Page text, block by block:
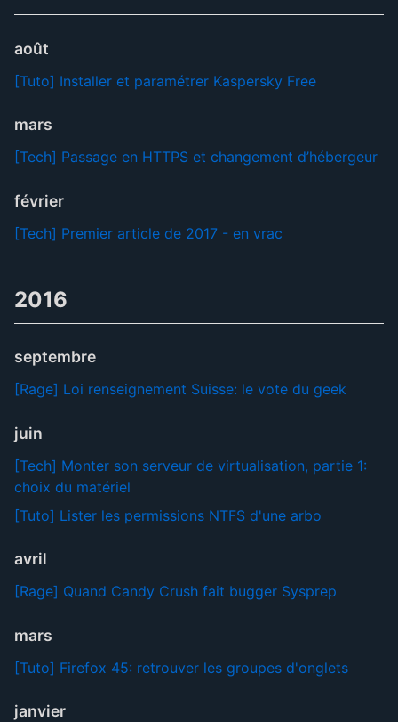
août
[Tuto] Installer et paramétrer Kaspersky Free
mars
[Tech] Passage en HTTPS et changement d’hébergeur
février
[Tech] Premier article de 2017 - en vrac
2016
septembre
[Rage] Loi renseignement Suisse: le vote du geek
juin
[Tech] Monter son serveur de virtualisation, partie 1:
choix du matériel
[Tuto] Lister les permissions NTFS d'une arbo
avril
[Rage] Quand Candy Crush fait bugger Sysprep
mars
[Tuto] Firefox 45: retrouver les groupes d'onglets
janvier